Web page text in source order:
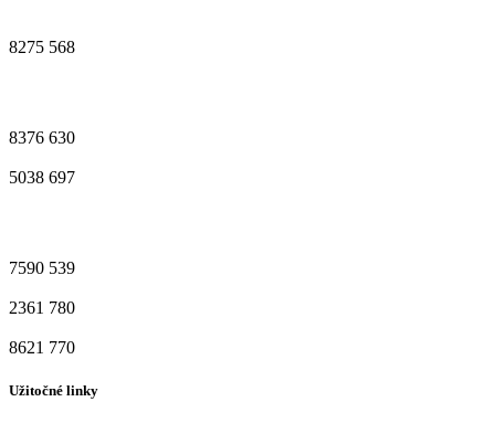
8275 568
8376 630
5038 697
7590 539
2361 780
8621 770
Užitočné linky